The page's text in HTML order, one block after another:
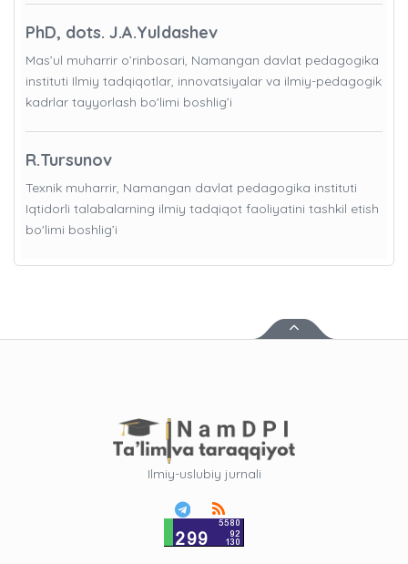
PhD, dots. J.A.Yuldashev
Mas’ul muharrir o’rinbosari, Namangan davlat pedagogika
instituti Ilmiy tadqiqotlar, innovatsiyalar va ilmiy-pedagogik
kadrlar tayyorlash bo'limi boshlig’i
R.Tursunov
Texnik muharrir, Namangan davlat pedagogika instituti
Iqtidorli talabalarning ilmiy tadqiqot faoliyatini tashkil etish
bo'limi boshlig’i
Ilmiy-uslubiy jurnali